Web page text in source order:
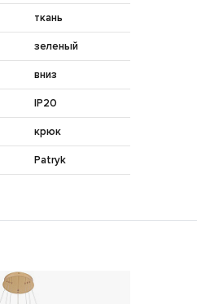
ткань
зеленый
вниз
IP20
крюк
Patryk